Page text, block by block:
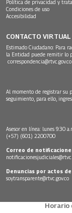
Política de privacidad y
Condiciones de uso
Accesibilidad
CONTACTO VIRTUAL
Estimado Ciudadano: Para
la Entidad puede remitir lo
correspondencia@rtvc.gov.co
Al momento de registrar su
seguimiento, para ello,
Asesor en línea: lunes 9:30
(+57) (601) 2200700
Correo de
Denuncias por actos
soytransparente@rtvc.gov.co
Horario